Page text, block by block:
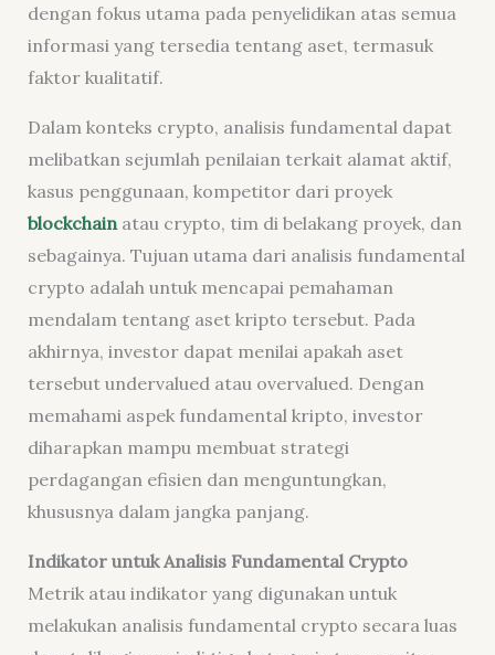
dengan fokus utama pada penyelidikan atas semua
informasi yang tersedia tentang aset, termasuk
faktor kualitatif.
Dalam konteks crypto, analisis fundamental dapat
melibatkan sejumlah penilaian terkait alamat aktif,
kasus penggunaan, kompetitor dari proyek
blockchainatau crypto, tim di belakang proyek, dan
sebagainya. Tujuan utama dari analisis fundamental
crypto adalah untuk mencapai pemahaman
mendalam tentang aset kripto tersebut. Pada
akhirnya, investor dapat menilai apakah aset
tersebut undervalued atau overvalued. Dengan
memahami aspek fundamental kripto, investor
diharapkan mampu membuat strategi
perdagangan efisien dan menguntungkan,
khususnya dalam jangka panjang.
Indikator untuk Analisis Fundamental Crypto
Metrik atau indikator yang digunakan untuk
melakukan analisis fundamental crypto secara luas